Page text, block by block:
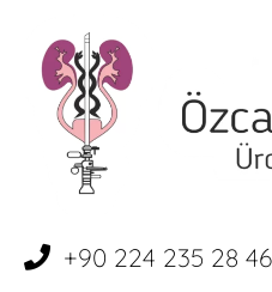
+90 224 235 28 46